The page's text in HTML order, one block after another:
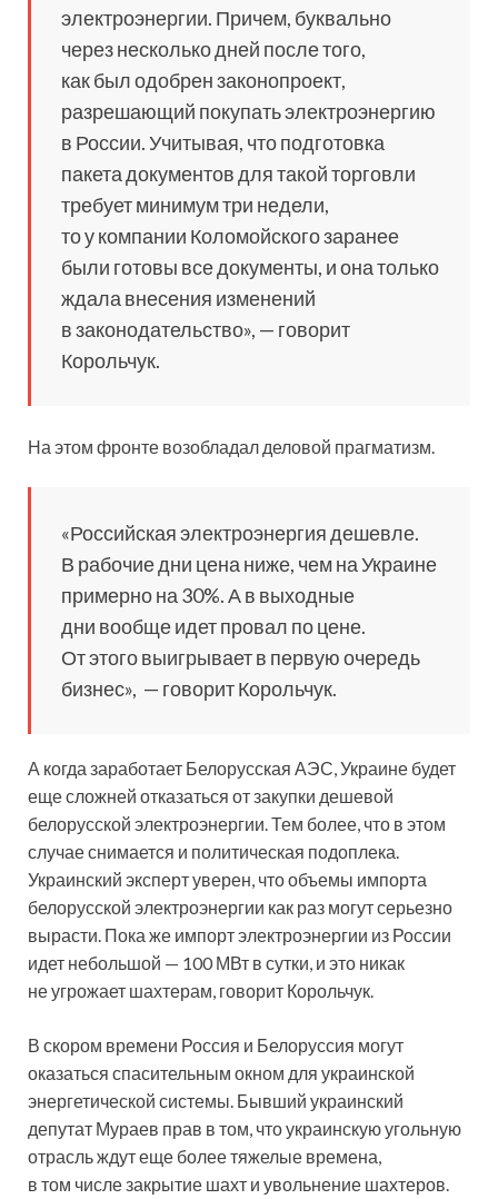
электроэнергии. Причем, буквально
через несколько дней после того,
как был одобрен законопроект,
разрешающий покупать электроэнергию
в России. Учитывая, что подготовка
пакета документов для такой торговли
требует минимум три недели,
то у компании Коломойского заранее
были готовы все документы, и она только
ждала внесения изменений
в законодательство», — говорит
Корольчук.
На этом фронте возобладал деловой прагматизм.
«Российская электроэнергия дешевле.
В рабочие дни цена ниже, чем на Украине
примерно на 30%. А в выходные
дни вообще идет провал по цене.
От этого выигрывает в первую очередь
бизнес», ­ — говорит Корольчук.
А когда заработает Белорусская АЭС, Украине будет
еще сложней отказаться от закупки дешевой
белорусской электроэнергии. Тем более, что в этом
случае снимается и политическая подоплека.
Украинский эксперт уверен, что объемы импорта
белорусской электроэнергии как раз могут серьезно
вырасти. Пока же импорт электроэнергии из России
идет небольшой — 100 МВт в сутки, и это никак
не угрожает шахтерам, говорит Корольчук.
В скором времени Россия и Белоруссия могут
оказаться спасительным окном для украинской
энергетической системы. Бывший украинский
депутат Мураев прав в том, что украинскую угольную
отрасль ждут еще более тяжелые времена,
в том числе закрытие шахт и увольнение шахтеров.